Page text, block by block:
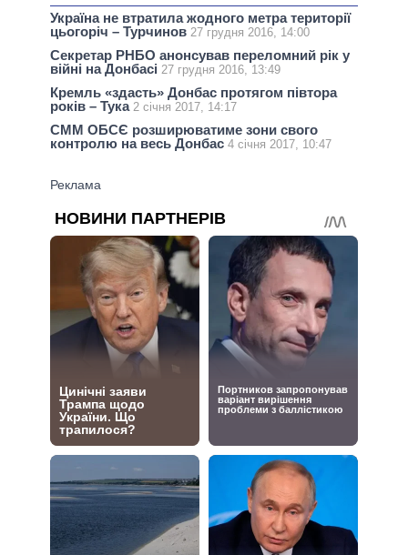
Україна не втратила жодного метра території
цьогоріч – Турчинов 27 грудня 2016, 14:00
Секретар РНБО анонсував переломний рік у
війні на Донбасі 27 грудня 2016, 13:49
Кремль «здасть» Донбас протягом півтора
років – Тука 2 січня 2017, 14:17
СММ ОБСЄ розширюватиме зони свого
контролю на весь Донбас 4 січня 2017, 10:47